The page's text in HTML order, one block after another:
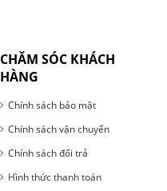
CHĂM SÓC KHÁCH
HÀNG
Chính sách bảo mật
Chính sách vận chuyển
Chính sách đổi trả
Hình thức thanh toán